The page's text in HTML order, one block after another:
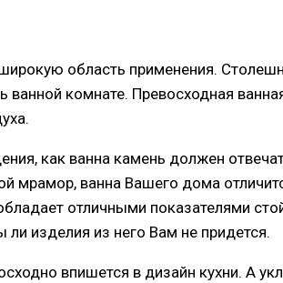
область применения.
ванной комнате. Превосходная
как ванна камень должен
мрамор, ванна Вашего дома
отличными показателями
изделия из него Вам не придется.
впишется в дизайн кухни. А